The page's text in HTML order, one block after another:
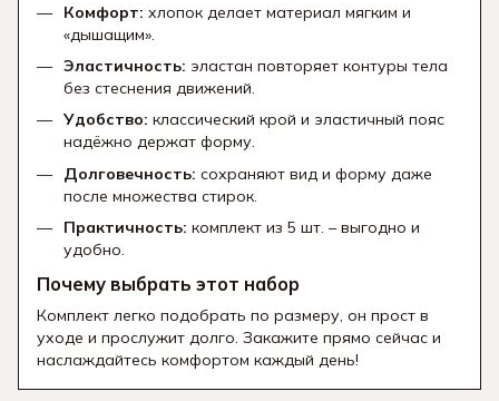
Комфорт: хлопок делает материал мягким и
«дышащим».
Эластичность: эластан повторяет контуры тела
без стеснения движений.
Удобство: классический крой и эластичный пояс
надёжно держат форму.
Долговечность: сохраняют вид и форму даже
после множества стирок.
Практичность: комплект из 5 шт. – выгодно и
удобно.
Почему выбрать этот набор
Комплект легко подобрать по размеру, он прост в
уходе и прослужит долго. Закажите прямо сейчас и
наслаждайтесь комфортом каждый день!